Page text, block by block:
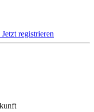
registrieren